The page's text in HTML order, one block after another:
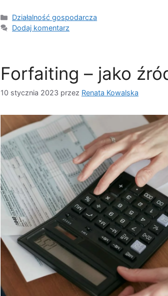
Kategorie
Działalność gospodarcza
Dodaj komentarz
Forfaiting – jako
10 stycznia 2023 przez Renata Kowalska